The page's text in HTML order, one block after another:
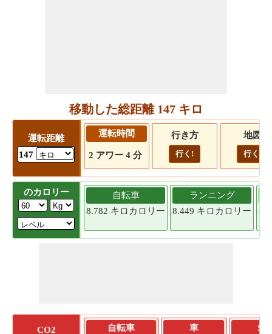
移動した総距離 147 キロ
運転距離
147
運転時間
2 アワー 4 分
行き方
行く!
地図
行く!
のカロリー
自転車
8.782 キロカロリー
ランニング
8.449 キロカロリー
CO2
自転車
車